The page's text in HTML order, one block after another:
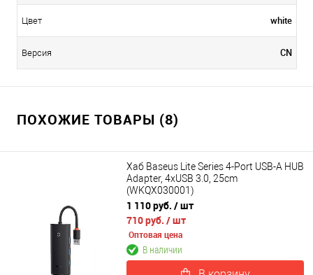
Цвет white
Версия CN
ПОХОЖИЕ ТОВАРЫ (8)
Хаб Baseus Lite Series 4-Port USB-A HUB
Adapter, 4xUSB 3.0, 25cm
(WKQX030001)
1 110 руб. / шт
710 руб. / шт
Оптовая цена
В наличии